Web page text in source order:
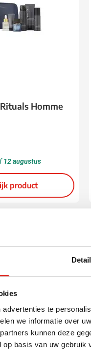
te
we informatie over
kunnen deze
basis van uw gebruik
Homme
12 augustus
product